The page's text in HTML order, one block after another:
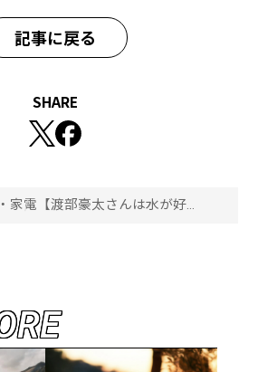
記事に戻る
SHARE
家電 【渡部豪太さんは水が好
RE